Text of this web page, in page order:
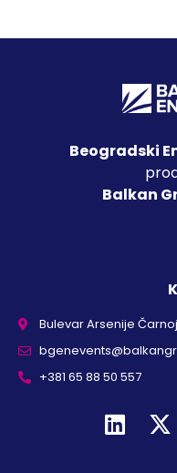
Beogradski
Balkan
Bulevar Arsenije
+381 65 88 50 557